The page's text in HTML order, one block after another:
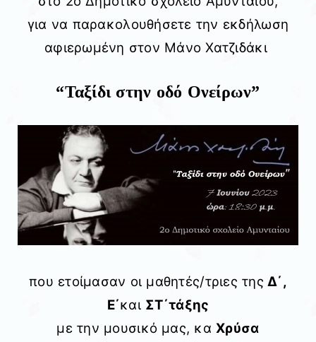
για να παρακολουθήσετε την εκδήλωση
αφιερωμένη στον Μάνο Χατζιδάκι
“Ταξίδι στην οδό Ονείρων”
που ετοίμασαν οι μαθητές/τριες της Δ΄,
Ε΄και ΣΤ΄τάξης
με την μουσικό μας, καΧρύσα